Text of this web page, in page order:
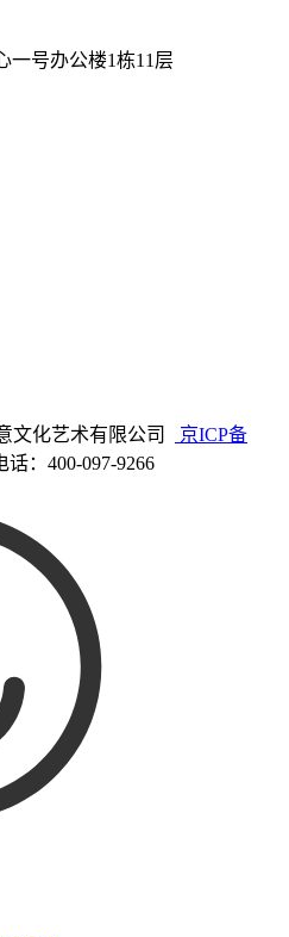
一号办公楼1栋11层
文化艺术有限公司
京ICP备
话：400-097-9266